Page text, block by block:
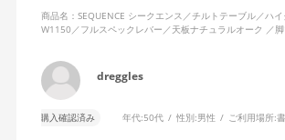
商品名：SEQUENCE シークエンス／チルトテーブル／ハ
W1150／フルスペックレバー／天板ナチュラルオーク ／脚
dreggles
購入確認済み 年代:50代 性別:男性 ご利用場所: